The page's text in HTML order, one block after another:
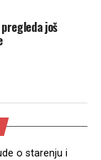
još
o starenju i